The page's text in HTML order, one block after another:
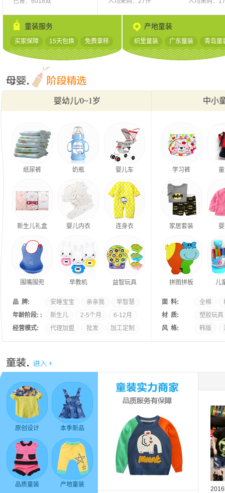
童装服务
买家保障 15天包换 免费拿样
产地童装
织里童装 广东童装 青岛童
婴幼儿/0~1岁
纸尿裤 奶瓶 婴儿车
新生儿礼盒 婴儿内衣 连身衣
围嘴围兜 早教机 益智玩具
品 牌: 安睡宝宝 亲亲我
早智慧
年龄阶段: :
新生儿 2-5个月
6-12月
经营模式:
代理加盟 批发 加工定制
中小
学习裤
家居套装
拼图拼板 儿
面 料: 全棉
材 质:
塑胶玩具
塑料玩具
风 格: 韩版
原创设计 本季新品
品质童装 产地童装